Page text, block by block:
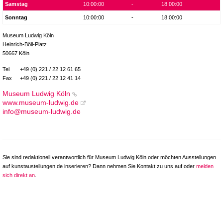
Samstag 10:00:00 - 18:00:00
Sonntag 10:00:00 - 18:00:00
Museum Ludwig Köln
Heinrich-Böll-Platz
50667 Köln
Tel
+49 (0) 221 / 22 12 61 65
Fax
+49 (0) 221 / 22 12 41 14
Museum Ludwig Köln
www.museum-ludwig.de
info@museum-ludwig.de
Sie sind redaktionell verantwortlich für Museum Ludwig Köln oder möchten Ausstellungen
auf kunstaustellungen.de inserieren? Dann nehmen Sie Kontakt zu uns auf oder melden
sich direkt an